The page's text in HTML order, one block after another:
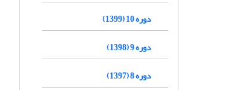
دوره 10 (1399)
دوره 9 (1398)
دوره 8 (1397)